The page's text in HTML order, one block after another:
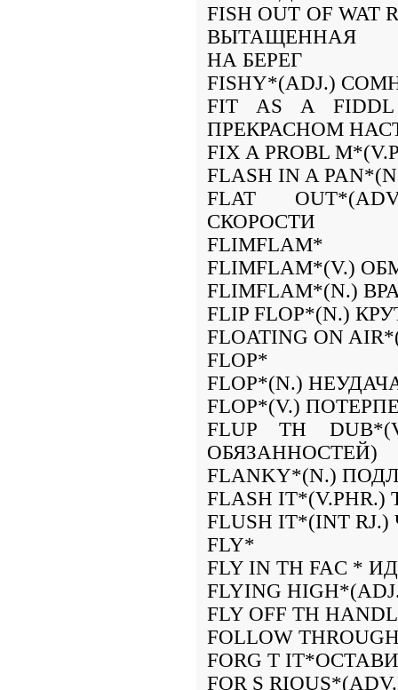
FISH OUT OF
ВЫТАЩЕННАЯ
НА БЕРЕГ
FISHY*(ADJ.)
FIT AS A
ПРЕКРАСНОМ
FIX A PROBL
FLASH IN A
FLAT
СКОРОСТИ
FLIMFLAM*
FLIMFLAM*(V.)
FLIMFLAM*(N.)
FLIP FLOP*(N.)
FLOATING ON
FLOP*
FLOP*(N.)
FLOP*(V.)
FLUP TH
ОБЯЗАННОСТЕЙ)
FLANKY*(N.)
FLASH
FLUSH IT*(INT
FLY*
FLY IN TH FAC *
FLYING
FLY OFF TH
FOLLOW
FORG T
FOR S